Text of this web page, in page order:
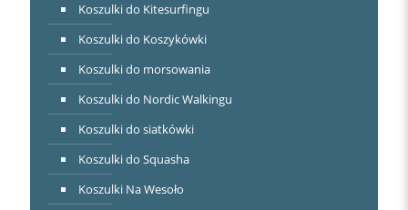
Koszulki do Kitesurfingu
Koszulki do Koszykówki
Koszulki do morsowania
Koszulki do Nordic Walkingu
Koszulki do siatkówki
Koszulki do Squasha
Koszulki Na Wesoło